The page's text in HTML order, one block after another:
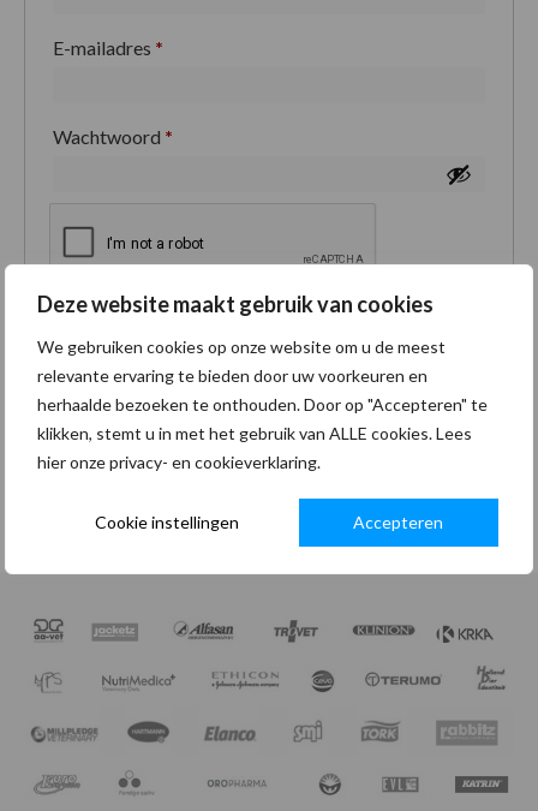
Deze website maakt gebruik van cookies
We gebruiken cookies op onze website om u de meest
relevante ervaring te bieden door uw voorkeuren en
herhaalde bezoeken te onthouden. Door op "Accepteren" te
klikken, stemt u in met het gebruik van ALLE cookies. Lees
hier onze privacy- en cookieverklaring.
Cookie instellingen Accepteren
E-mailadres *
Wachtwoord *
ervaring op deze site te ondersteunen, om toegang
tot je account te beheren en voor andere doeleinden
zoals omschreven in onzeprivacybeleid.